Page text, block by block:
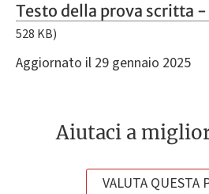
Testo della prova scritta -
528 KB)
Aggiornato il 29 gennaio 2025
Aiutaci a
VALUTA QUESTA